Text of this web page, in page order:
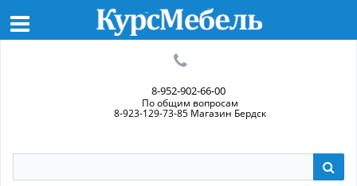
8-952-902-66-00
По общим вопросам
8-923-129-73-85 Магазин Бердск